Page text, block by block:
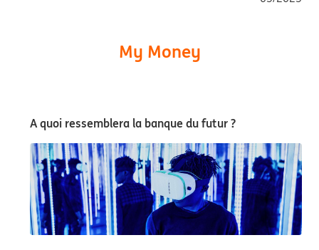
My Money
A quoi ressemblera la banque du futur ?